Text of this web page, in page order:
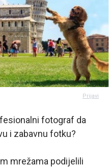
Prijavi
fotograf da
i zabavnu fotku?
mrežama podijelili